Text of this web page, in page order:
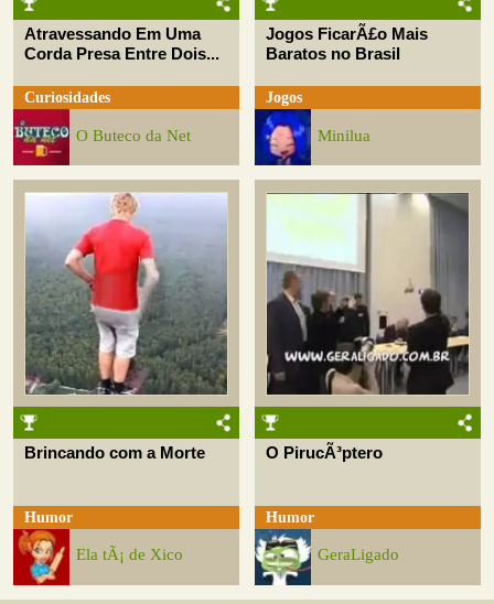
Atravessando Em Uma
Corda Presa Entre Dois...
Curiosidades
O Buteco da Net
Jogos FicarÃ£o Mais
Baratos no Brasil
Jogos
Minilua
Brincando com a Morte
Humor
Ela tÃ¡ de Xico
O PirucÃ³ptero
Humor
GeraLigado